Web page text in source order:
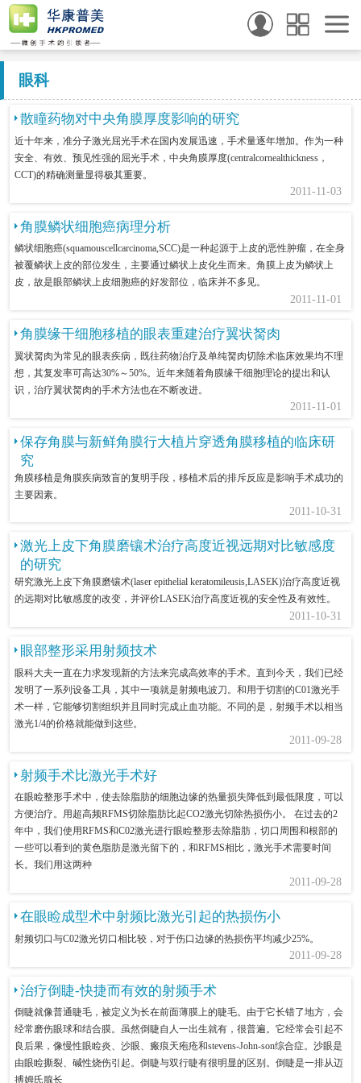
眼科
散瞳药物对中央角膜厚度影响的研究
2011-11-03
近十年来，准分子激光屈光手术在国内发展迅速，手术量逐年增加。作为一种
安全、有效、预见性强的屈光手术，中央角膜厚度(centralcornealthickness，
CCT)的精确测量显得极其重要。
角膜鳞状细胞癌病理分析
2011-11-01
鳞状细胞癌(squamouscellcarcinoma,SCC)是一种起源于上皮的恶性肿瘤，在全身
被覆鳞状上皮的部位发生，主要通过鳞状上皮化生而来。角膜上皮为鳞状上
皮，故是眼部鳞状上皮细胞癌的好发部位，临床并不多见。
角膜缘干细胞移植的眼表重建治疗翼状胬肉
2011-11-01
翼状胬肉为常见的眼表疾病，既往药物治疗及单纯胬肉切除术临床效果均不理
想，其复发率可高达30%～50%。近年来随着角膜缘干细胞理论的提出和认
识，治疗翼状胬肉的手术方法也在不断改进。
保存角膜与新鲜角膜行大植片穿透角膜移植的临床研
究
2011-10-31
角膜移植是角膜疾病致盲的复明手段，移植术后的排斥反应是影响手术成功的
主要因素。
激光上皮下角膜磨镶术治疗高度近视远期对比敏感度
的研究
2011-10-31
研究激光上皮下角膜磨镶术(laser epithelial keratomileusis,LASEK)治疗高度近视
的远期对比敏感度的改变，并评价LASEK治疗高度近视的安全性及有效性。
眼部整形采用射频技术
2011-09-28
眼科大夫一直在力求发现新的方法来完成高效率的手术。直到今天，我们已经
发明了一系列设备工具，其中一项就是射频电波刀。和用于切割的C01激光手
术一样，它能够切割组织并且同时完成止血功能。不同的是，射频手术以相当
激光1/4的价格就能做到这些。
射频手术比激光手术好
2011-09-28
在眼睑整形手术中，使去除脂肪的细胞边缘的热量损失降低到最低限度，可以
方便治疗。用超高频RFMS切除脂肪比起CO2激光切除热损伤小。 在过去的2
年中，我们使用RFMS和C02激光进行眼睑整形去除脂肪，切口周围和根部的
一些可以看到的黄色脂肪是激光留下的，和RFMS相比，激光手术需要时间
长。我们用这两种
在眼睑成型术中射频比激光引起的热损伤小
2011-09-28
射频切口与C02激光切口相比较，对于伤口边缘的热损伤平均减少25%。
治疗倒睫-快捷而有效的射频手术
倒睫就像普通睫毛，被定义为长在前面薄膜上的睫毛。由于它长错了地方，会
经常磨伤眼球和结合膜。虽然倒睫自人一出生就有，很普遍。它经常会引起不
良后果，像慢性眼睑炎、沙眼、瘢痕天疱疮和stevens-John-son综合症。沙眼是
由眼睑撕裂、碱性烧伤引起。倒睫与双行睫有很明显的区别。倒睫是一排从迈
搏姆氏腺长